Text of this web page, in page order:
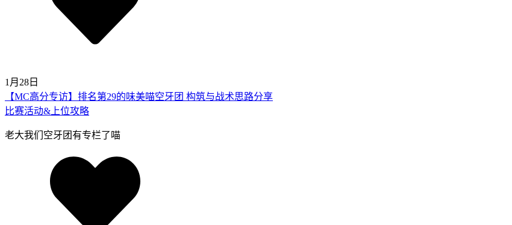
1月28日
【MC高分专访】排名第29的味美喵空牙团 构筑与战术思路分享
比赛活动&上位攻略
老大我们空牙团有专栏了喵